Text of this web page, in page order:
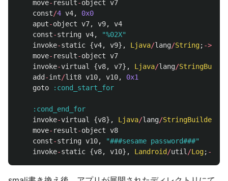
move- result-object v7
const/4 v4,
0x0
aput-object v7, v9,
v4
const-string v4,
"%02X"
invoke-static {v4, v9}, Ljava/lang/String; ->
move- result-object v7
invoke-virtual {v8, v7}, Ljava/lang/
add -int/lit8 v10, v10,
0x1
goto
:cond_start_for
:cond_end_for
invoke-virtual {v8}, Ljava/lang/StringBuilder
move- result-object v8
const-string v10,
"###sesame password###"
invoke-static {v8, v10}, Landroid /util /Log; ->